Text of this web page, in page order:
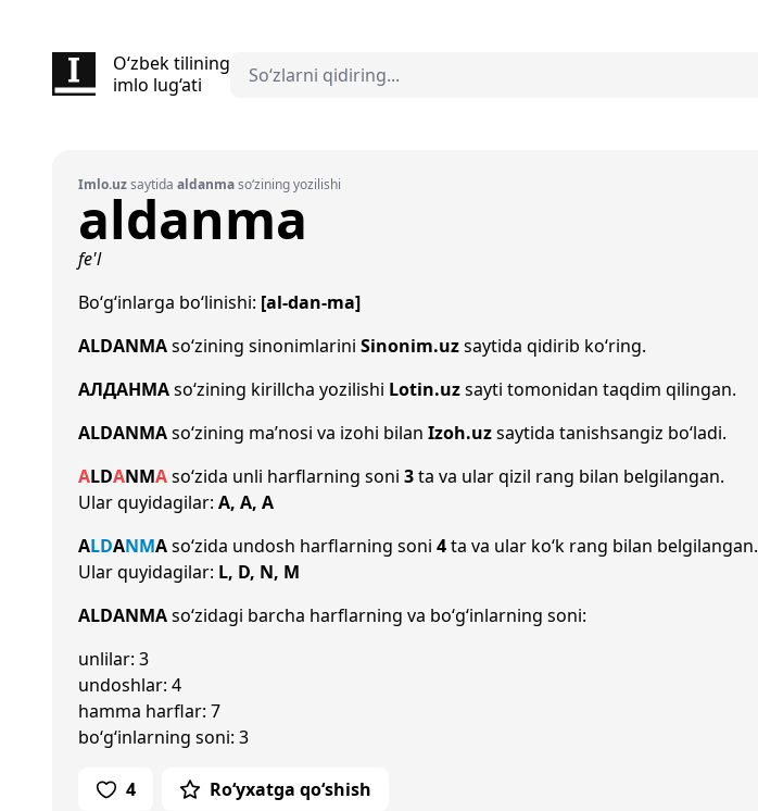
O‘zbek tilining
imlo lug‘ati
Imlo.uzsaytida aldanmaso‘zining yozilishi
aldanma
fe'l
Bo‘g‘inlarga bo‘linishi: [al-dan-ma]
ALDANMAso‘zining sinonimlarini Sinonim.uzsaytida qidirib ko‘ring.
АЛДАНМАso‘zining kirillcha yozilishi Lotin.uzsayti tomonidan taqdim qilingan.
ALDANMAso‘zining ma’nosi va izohi bilan Izoh.uzsaytida tanishsangiz bo‘ladi.
ALDANMAso‘zida unli harflarning soni 3ta va ular qizil rang bilan belgilangan.
Ular quyidagilar: A, A, A
ALDANMAso‘zida undosh harflarning soni 4ta va ular ko‘k rang bilan belgilangan.
Ular quyidagilar: L, D, N, M
ALDANMAso‘zidagi barcha harflarning va bo‘g‘inlarning soni:
unlilar: 3
undoshlar: 4
hamma harflar: 7
bo‘g‘inlarning soni: 3
4 Ro‘yxatga qo‘shish